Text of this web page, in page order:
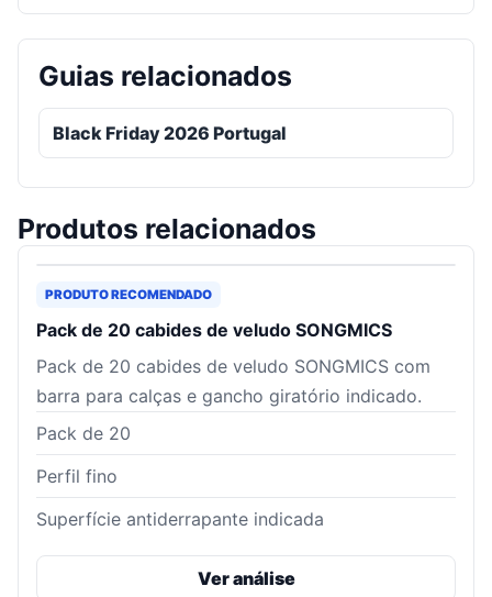
Guias relacionados
Black Friday 2026 Portugal
Produtos relacionados
PRODUTO RECOMENDADO
Pack de 20 cabides de veludo SONGMICS
Pack de 20 cabides de veludo SONGMICS com
barra para calças e gancho giratório indicado.
Pack de 20
Perfil fino
Superfície antiderrapante indicada
Ver análise